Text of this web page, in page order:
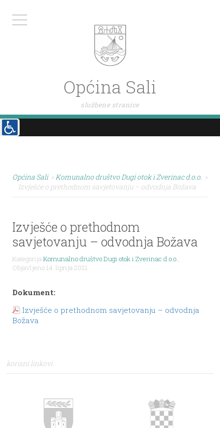
Općina Sali
službene stranice
Općina Sali > Komunalno društvo Dugi otok i Zverinac d.o.o. >
Izvješće o prethodnom savjetovanju – odvodnja Božava
Izvješće o prethodnom
savjetovanju – odvodnja Božava
KategorijaKomunalno društvo Dugi otok i Zverinac d.o.o.,
Objavljeno 14. lipnja 2021.
Dokument:
Izvješće o prethodnom savjetovanju – odvodnja
Božava
korisni linkovi